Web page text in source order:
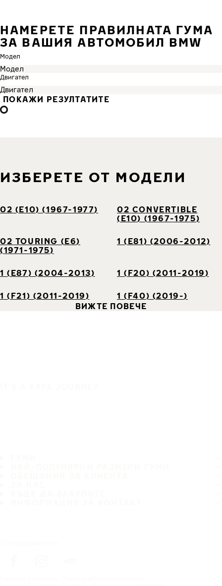
НАМЕРЕТЕ ПРАВИЛНАТА ГУМА
ЗА ВАШИЯ АВТОМОБИЛ BMW
Модел
Двигател
ПОКАЖИ РЕЗУЛТАТИТЕ
ИЗБЕРЕТЕ ОТ МОДЕЛИ
02 (E10) (1967-1977)
02 CONVERTIBLE
(E10) (1967-1975)
02 TOURING (E6)
(1971-1975)
1 (E81) (2006-2012)
1 (E87) (2004-2013) 1 (F20) (2011-2019)
1 (F21) (2011-2019)
1 (F40) (2019-)
ВИЖТЕ ПОВЕЧЕ